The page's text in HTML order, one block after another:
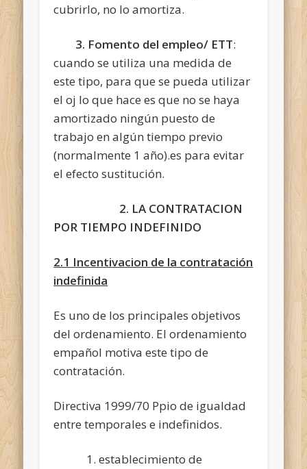
cubrirlo, no lo amortiza.
3. Fomento del empleo/ ETT:
cuando se utiliza una medida de
este tipo, para que se pueda utilizar
el oj lo que hace es que no se haya
amortizado ningún puesto de
trabajo en algún tiempo previo
(normalmente 1 año).es para evitar
el efecto sustitución.
2. LA CONTRATACION
POR TIEMPO INDEFINIDO
2.1 Incentivacion de la contratación
indefinida
Es uno de los principales objetivos
del ordenamiento. El ordenamiento
empañol motiva este tipo de
contratación.
Directiva 1999/70 Ppio de igualdad
entre temporales e indefinidos.
1. establecimiento de